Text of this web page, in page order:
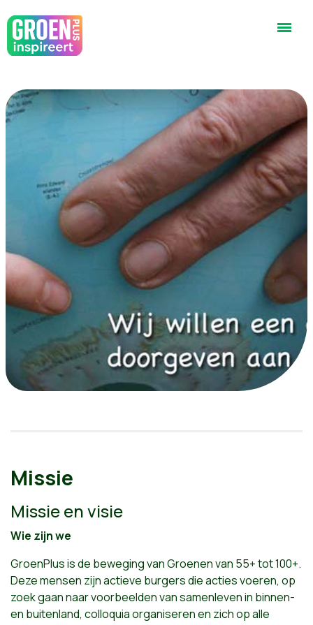
Missie
Missie en visie
Wie zijn we
GroenPlus is de beweging van Groenen van 55+ tot 100+.
Deze mensen zijn actieve burgers die acties voeren, op
zoek gaan naar voorbeelden van samenleven in binnen-
en buitenland, colloquia organiseren en zich op alle